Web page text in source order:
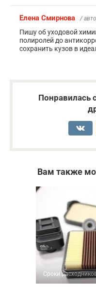
Елена Смирнова /
Пишу об уходовой
полиролей до
сохранить кузов в
Понравилась
Вам также
Сроки